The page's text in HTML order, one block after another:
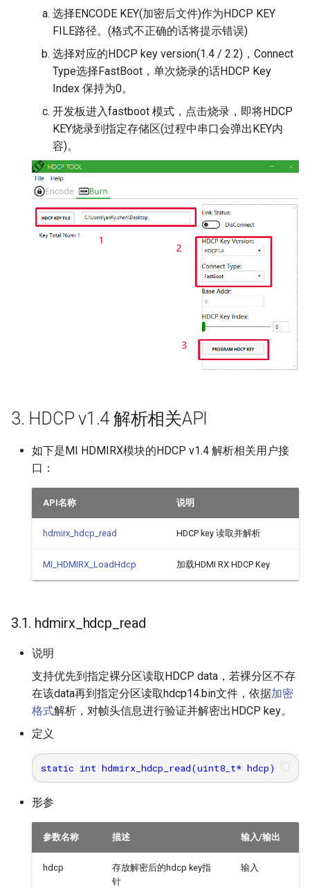
选择ENCODE KEY(加密后文件)作为HDCP KEY
FILE路径。(格式不正确的话将提示错误)
选择对应的HDCP key version(1.4 / 2.2)，Connect
Type选择FastBoot，单次烧录的话HDCP Key
Index 保持为0。
开发板进入fastboot 模式，点击烧录，即将HDCP
KEY烧录到指定存储区(过程中串口会弹出KEY内
容)。
3. HDCP v1.4 解析相关API
如下是MI HDMIRX模块的HDCP v1.4 解析相关用户接
口：
API名称 说明
hdmirx_hdcp_read HDCP key 读取并解析
MI_HDMIRX_LoadHdcp 加载HDMI RX HDCP Key
3.1. hdmirx_hdcp_read
说明
支持优先到指定裸分区读取HDCP data，若裸分区不存
在该data再到指定分区读取hdcp14.bin文件，依据加密
格式解析，对帧头信息进行验证并解密出HDCP key。
定义
形参
参数名称 描述 输入/输出
hdcp
存放解密后的hdcp key指
针
输入